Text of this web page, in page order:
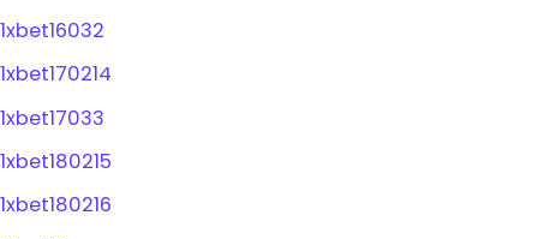
1xbet16032
1xbet170214
1xbet17033
1xbet180215
1xbet180216